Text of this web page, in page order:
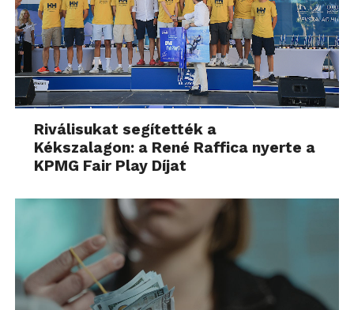
Riválisukat segítették a
Kékszalagon: a René Raffica nyerte a
KPMG Fair Play Díjat